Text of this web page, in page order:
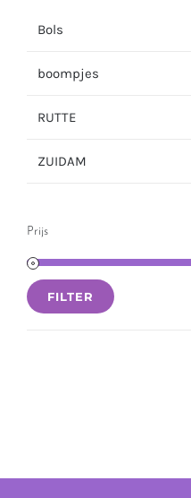
Bols
boompjes
RUTTE
ZUIDAM
Prijs
Min.
Max.
FILTER